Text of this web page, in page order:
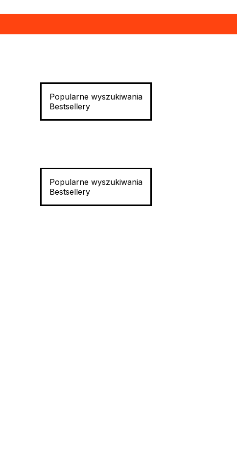
Popularne wyszukiwania
Bestsellery
Popularne wyszukiwania
Bestsellery